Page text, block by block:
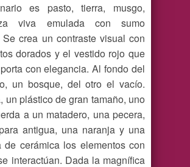
es pasto, tierra, musgo,
viva emulada con sumo
Se crea un contraste visual con
dorados y el vestido rojo que
con elegancia. Al fondo del
un bosque, del otro el vacío.
un plástico de gran tamaño, uno
a un matadero, una pecera,
antigua, una naranja y una
de cerámica los elementos con
interactúan. Dada la magnífica